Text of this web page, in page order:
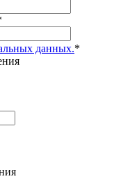
данных.*